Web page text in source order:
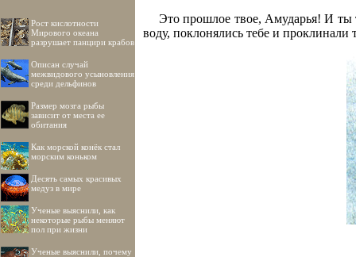
Рост кислотности
Мирового океана
разрушает панцири крабов
Описан случай
межвидового усыновления
среди дельфинов
Размер мозга рыбы
зависит от места ее
обитания
Как морской конёк стал
морским коньком
Десять самых красивых
медуз в мире
Ученые выяснили, как
некоторые рыбы меняют
пол при жизни
Ученые выяснили, почему
Это прошлое твое, Амударья! И ты
воду, поклонялись тебе и проклинали